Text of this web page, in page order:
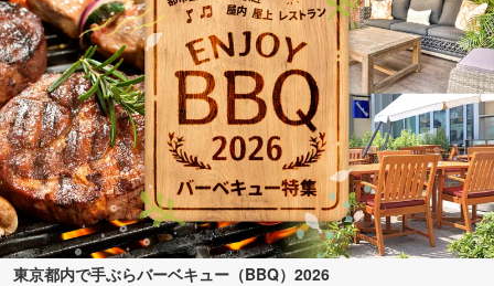
東京都内で手ぶらバーベキュー（BBQ）2026